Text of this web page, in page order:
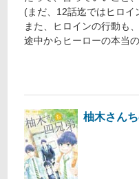
(まだ、12話迄ではヒロ
また、ヒロインの行動も
途中からヒーローの本当
柚木さんち